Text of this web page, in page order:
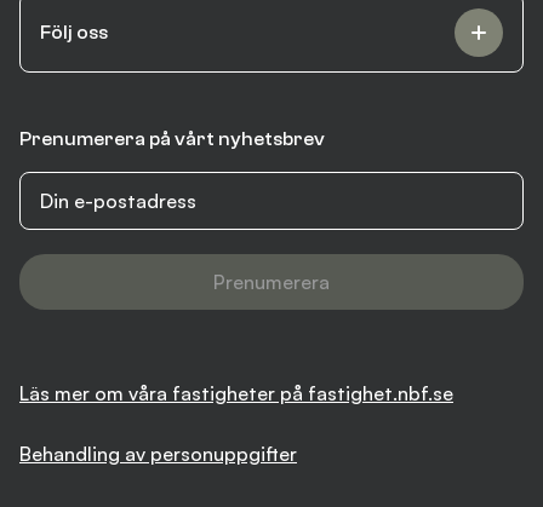
Prenumerera på vårt nyhetsbrev
Prenumerera
Följ oss
Läs mer om våra fastigheter på fastighet.nbf.se
Behandling av personuppgifter